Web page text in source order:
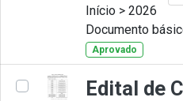
Início > 2026
Documento
Aprovado
Edital de